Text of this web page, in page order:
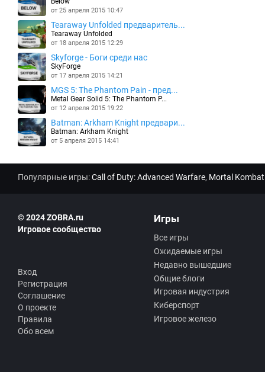
от 25 апреля 2015 10:47
Tearaway Unfolded предваритель...
Tearaway Unfolded
от 18 апреля 2015 12:29
Skyforge - Боги среди нас
SkyForge
от 17 апреля 2015 14:21
MGS 5: The Phantom Pain - пред...
Metal Gear Solid 5: The Phantom P...
от 12 апреля 2015 19:22
Batman: Arkham Knight предвари...
Batman: Arkham Knight
от 5 апреля 2015 14:41
Популярные игры:Call of Duty: Advanced Warfare, Mortal
© 2024 ZOBRA.ru
Игровое сообщество
Вход
Регистрация
Соглашение
О проекте
Правила
Обо всем
Игры
Все игры
Ожидаемые игры
Недавно вышедшие
Общие блоги
Игровая индустрия
Киберспорт
Игровое железо